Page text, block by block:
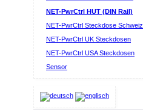
NET-PwrCtrl HUT (DIN Rail)
NET-PwrCtrl Steckdose Schweiz
NET-PwrCtrl UK Steckdosen
NET-PwrCtrl USA Steckdosen
Sensor